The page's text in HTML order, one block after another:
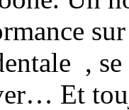
,
Et